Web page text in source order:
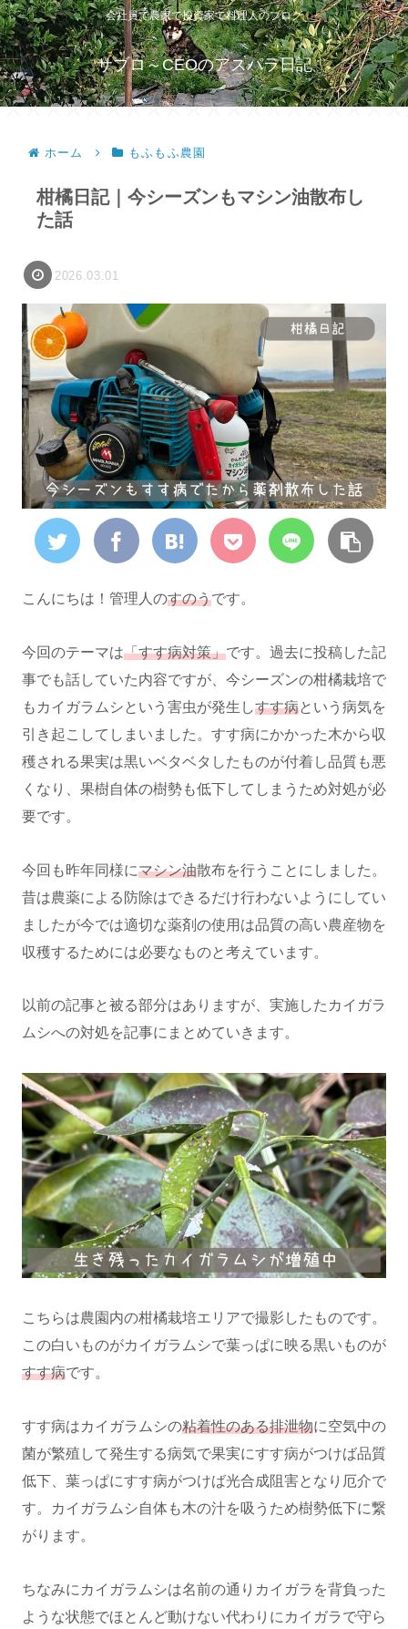
会社員で農家で投資家で料理人のブログ
サブロ～CEOのアスパラ日記
ホーム もふもふ農園
柑橘日記｜今シーズンもマシン油散布し
た話
2026.03.01
こんにちは！管理人のすのうです。
今回のテーマは「すす病対策」です。過去に投稿した記
事でも話していた内容ですが、今シーズンの柑橘栽培で
もカイガラムシという害虫が発生しすす病という病気を
引き起こしてしまいました。すす病にかかった木から収
穫される果実は黒いベタベタしたものが付着し品質も悪
くなり、果樹自体の樹勢も低下してしまうため対処が必
要です。
今回も昨年同様にマシン油散布を行うことにしました。
昔は農薬による防除はできるだけ行わないようにしてい
ましたが今では適切な薬剤の使用は品質の高い農産物を
収穫するためには必要なものと考えています。
以前の記事と被る部分はありますが、実施したカイガラ
ムシへの対処を記事にまとめていきます。
こちらは農園内の柑橘栽培エリアで撮影したものです。
この白いものがカイガラムシで葉っぱに映る黒いものが
すす病です。
すす病はカイガラムシの粘着性のある排泄物に空気中の
菌が繁殖して発生する病気で果実にすす病がつけば品質
低下、葉っぱにすす病がつけば光合成阻害となり厄介で
す。カイガラムシ自体も木の汁を吸うため樹勢低下に繋
がります。
ちなみにカイガラムシは名前の通りカイガラを背負った
ような状態でほとんど動けない代わりにカイガラで守ら